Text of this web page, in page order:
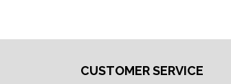
CUSTOMER SERVICE